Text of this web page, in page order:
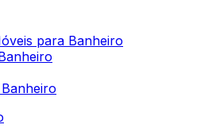
para Banheiro